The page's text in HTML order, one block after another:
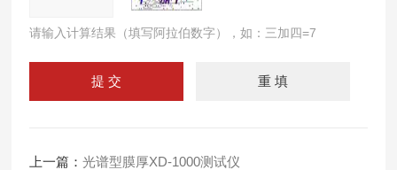
请输入计算结果（填写阿拉伯数字），如：三加四=7
上一篇：光谱型膜厚XD-1000测试仪